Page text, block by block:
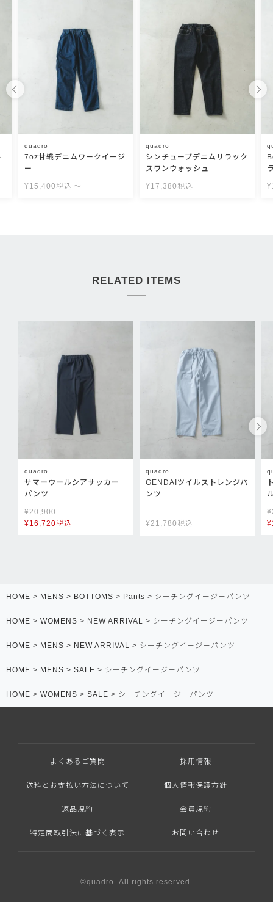
quadro
7oz甘織デニムワークイージ
ー
¥15,400 税込 〜
quadro
シンチューブデニムリラック
スワンウォッシュ
¥17,380 税込 ¥
RELATED ITEMS
quadro
サマーウールシアサッカー
パンツ
¥20,900
¥16,720税込
quadro
GENDAIツイルストレンジパ
ンツ
¥21,780 税込
¥
¥
HOME MENS BOTTOMS Pants シーチングイージーパンツ
HOME WOMENS NEW ARRIVAL シーチングイージーパンツ
HOME MENS NEW ARRIVAL シーチングイージーパンツ
HOME MENS SALE シーチングイージーパンツ
HOME WOMENS SALE シーチングイージーパンツ
よくあるご質問 採用情報
送料とお支払い方法について 個人情報保護方針
返品規約 会員規約
特定商取引法に基づく表示 お問い合わせ
©quadro .All rights reserved.